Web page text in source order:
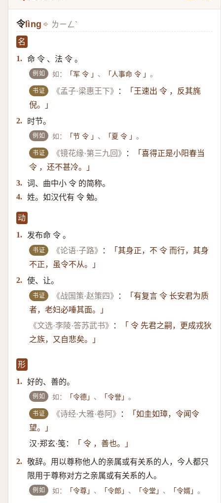
令lìng ㄌㄧㄥˋ
名
1. 命 令 、法 令 。
例如 如： 「军 令 」 、 「人事命 令 」。
书证 《孟子·梁惠王下》 ：
「王速出 令 ，反其旄
倪。」
2.
时节。
例如 如： 「节 令 」 、 「夏 令 」。
书证 《镜花缘·第三九回》 ：
「喜得正是小阳春当
令 ，还不甚冷。」
3. 词、曲中小 令 的简称。
4. 姓。如汉代有 令 勉。
动
1. 发布命 令 。
书证 《论语·子路》 ：
「其身正，不 令 而行，其身
不正，虽令不从。」
2. 使、让。
书证 《战国策·赵策四》 ：
「有复言 令 长安君为质
者，老妇必唾其面。」
《文选·李陵·答苏武书》
：
「 令 先君之嗣，更成戎狄
之族，又自悲矣。」
形
1. 好的、善的。
例如 如： 「令德」 、 「令誉」。
书证 《诗经·大雅·卷阿》 ：
「如圭如璋，令闻令
望。」
汉·郑玄·笺：
「 令 ，善也。」
2. 敬辞。用以尊称他人的亲属或有关系的人，今人都只
限用于尊称对方之亲属或有关系的人。
例如 如： 「令尊」 、 「令郎」 、 「令堂」 、 「令婿」。